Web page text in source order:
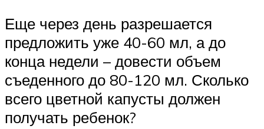
Еще через день разрешается
предложить уже 40-60 мл, а до
конца недели – довести объем
съеденного до 80-120 мл. Сколько
всего цветной капусты должен
получать ребенок?